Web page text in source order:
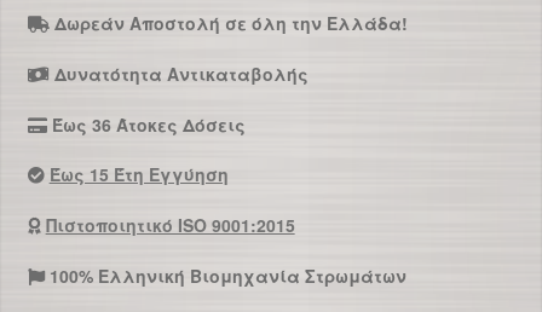
Δωρεάν Αποστολή σε όλη την Ελλάδα!
Δυνατότητα Αντικαταβολής
Έως 36 Άτοκες Δόσεις
Έως 15 Έτη Εγγύηση
Πιστοποιητικό ISO 9001:2015
100% Ελληνική Βιομηχανία Στρωμάτων